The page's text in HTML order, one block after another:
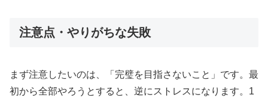
注意点・やりがちな失敗
まず注意したいのは、「完璧を目指さないこと」です。最
初から全部やろうとすると、逆にストレスになります。1